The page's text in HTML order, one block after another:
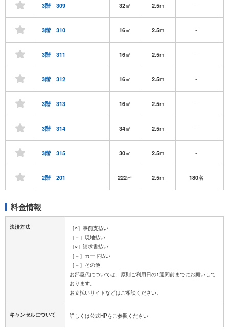
3階 309 32㎡ 2.5m -
3階 310 16㎡ 2.5m -
3階 311 16㎡ 2.5m -
3階 312 16㎡ 2.5m -
3階 313 16㎡ 2.5m -
3階 314 34㎡ 2.5m -
3階 315 30㎡ 2.5m -
2階 201 222㎡ 2.5m 180名
料金情報
決済方法
［○］事前支払い
［－］現地払い
［○］請求書払い
［－］カード払い
［－］その他
お部屋代については、原則ご利用日の1週間前までにお願いして
おります。
キャンセルについて